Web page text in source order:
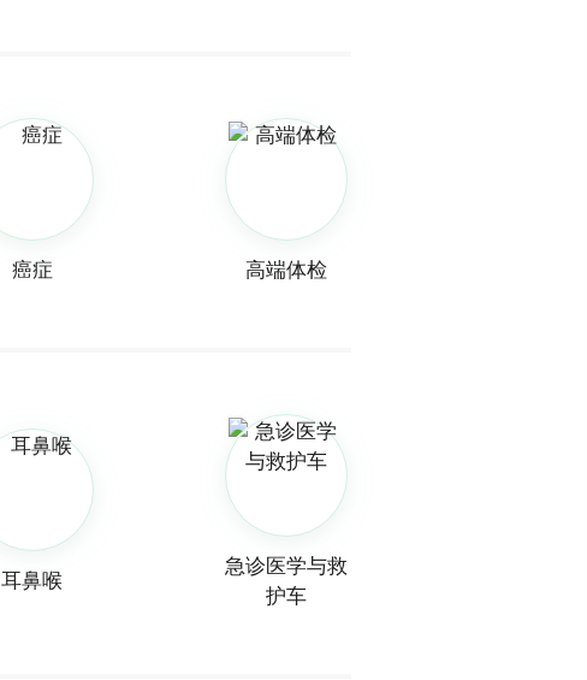
癌症 高端体检
耳鼻喉
急诊医学与救
护车